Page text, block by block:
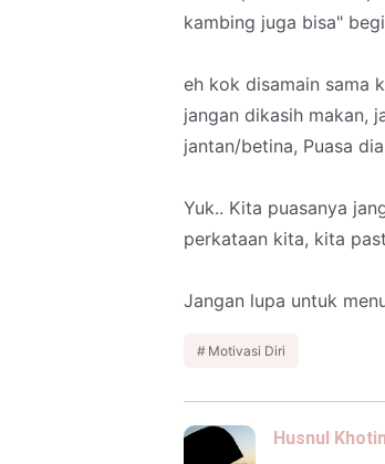
kambing juga bisa"
eh kok disamain sama
jangan dikasih makan,
jantan/betina, Puasa
Yuk.. Kita puasanya
perkataan kita, kita
Jangan lupa untuk
Motivasi Diri
Husnul